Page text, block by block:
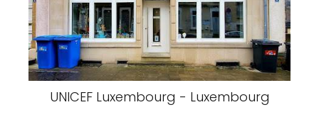
UNICEF Luxembourg - Luxembourg